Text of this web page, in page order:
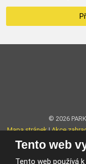
© 2026
Mapa stránek |Akce
O nás |
Tento web
Tento web používá